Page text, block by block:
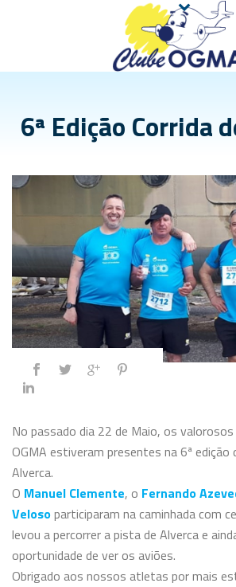
6ª Edição Corrida
No passado dia 22 de Maio, os
OGMA estiveram presentes na 6ª edição
Alverca.
O Manuel Clemente, o Fernando
Velosoparticiparam na caminhada com
levou a percorrer a pista de Alverca e
oportunidade de ver os aviões.
Obrigado aos nossos atletas por mais